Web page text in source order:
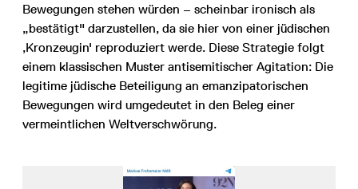
Bewegungen stehen würden – scheinbar ironisch als
„bestätigt" darzustellen, da sie hier von einer jüdischen
‚Kronzeugin' reproduziert werde. Diese Strategie folgt
einem klassischen Muster antisemitischer Agitation: Die
legitime jüdische Beteiligung an emanzipatorischen
Bewegungen wird umgedeutet in den Beleg einer
vermeintlichen Weltverschwörung.